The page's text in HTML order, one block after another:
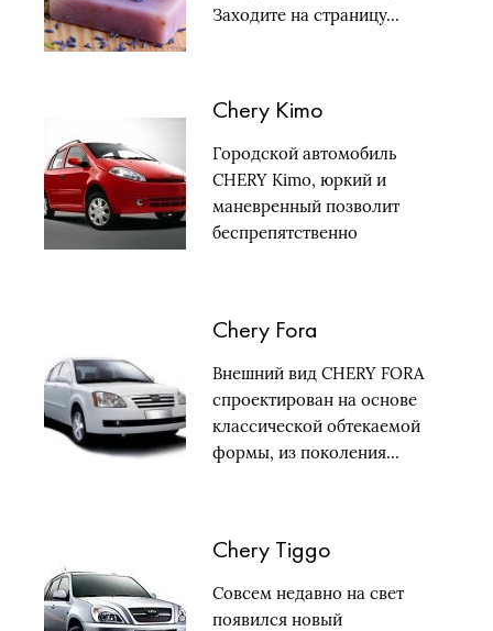
Заходите на страницу…
Chery Kimo
Городской автомобиль
CHERY Kimo, юркий и
маневренный позволит
беспрепятственно
Chery Fora
Внешний вид CHERY FORA
спроектирован на основе
классической обтекаемой
формы, из поколения…
Chery Tiggo
Совсем недавно на свет
появился новый